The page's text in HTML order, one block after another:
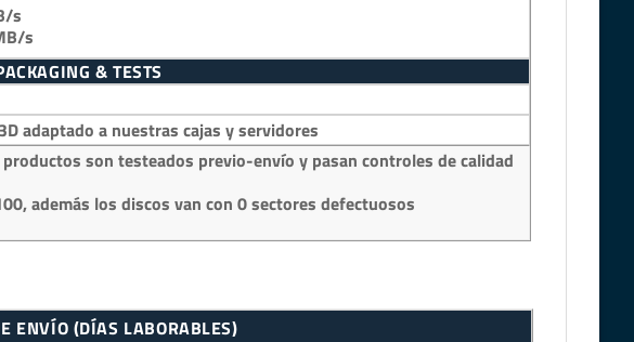
s
s
& TESTS
adaptado a nuestras cajas y servidores
son testeados previo-envío y pasan controles de calidad
además los discos van con 0 sectores defectuosos
ENVÍO (DÍAS LABORABLES)